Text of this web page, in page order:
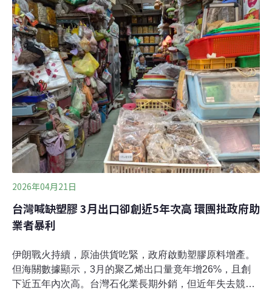
用，以及民眾存入郵局的資金，會由政府統籌管理、投
資，收益最終回歸全民。台灣政府四大基金（郵政儲金、
勞保、勞退、退撫基金）規模共約15兆元，環境正義基金
會（EJF）昨日偕同民進黨立委林月琴、台灣影響力投資
協會、台灣氣候行動網絡研究中心（TCAN）召開記者
會，發布《台灣政府基金的氣候相關財務揭露分析報
告》，點出四大基金的氣候揭露、投資轉型計畫都有不
足，「恐讓全民退休金深陷巨大的氣候財務風險」。
2026年04月21日
台灣喊缺塑膠 3月出口卻創近5年次高 環團批政府助
業者暴利
伊朗戰火持續，原油供貨吃緊，政府啟動塑膠原料增產。
但海關數據顯示，3月的聚乙烯出口量竟年增26%，且創
下近五年內次高。台灣石化業長期外銷，但近年失去競爭